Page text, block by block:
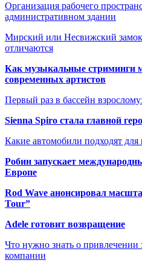
Организация рабочего
административном здании
Мирский или Несвижский
отличаются
Как музыкальные стриминги
современных артистов
Первый раз в бассейн
Sienna Spiro стала главной
Какие автомобили подходят для
Робин запускает
Европе
Rod Wave анонсировал
Tour”
Adele готовит возвращение
Что нужно знать о привлечении
компании